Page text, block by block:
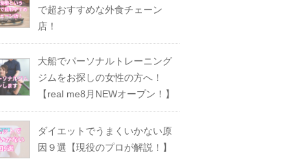
で超おすすめな外食チェーン
店！
大船でパーソナルトレーニング
ジムをお探しの女性の方へ！
【real me8月NEWオープン！】
ダイエットでうまくいかない原
因９選【現役のプロが解説！】